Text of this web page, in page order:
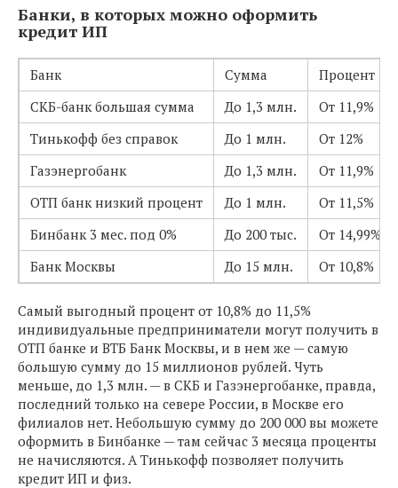
Банки, в которых можно оформить
кредит ИП
Банк Сумма
Процент
СКБ-банк большая сумма
До 1,3 млн.
От 11,9%
Тинькофф без справок
До 1 млн.
От 12%
Газэнергобанк
До 1,3 млн.
От 11,9%
ОТП банк низкий процент
До 1 млн.
От 11,5%
Бинбанк 3 мес. под 0%
До 200 тыс.
От 14,99%
Банк Москвы
До 15 млн. От 10,8%
Самый выгодный процент от 10,8% до 11,5%
индивидуальные предприниматели могут получить в
ОТП банке и ВТБ Банк Москвы, и в нем же — самую
большую сумму до 15 миллионов рублей. Чуть
меньше, до 1,3 млн. — в СКБ и Газэнергобанке, правда,
последний только на севере России, в Москве его
филиалов нет. Небольшую сумму до 200 000 вы можете
оформить в Бинбанке — там сейчас 3 месяца проценты
не начисляются. А Тинькофф позволяет получить
кредит ИП и физ.